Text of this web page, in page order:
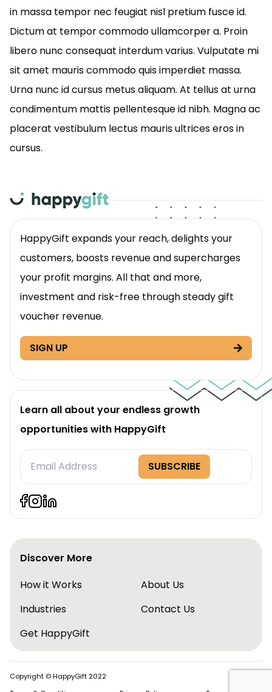
in massa tempor nec feugiat nisl pretium fusce id.
Dictum at tempor commodo ullamcorper a. Proin
libero nunc consequat interdum varius. Vulputate mi
sit amet mauris commodo quis imperdiet massa.
Urna nunc id cursus metus aliquam. At tellus at urna
condimentum mattis pellentesque id nibh. Magna ac
placerat vestibulum lectus mauris ultrices eros in
cursus.
HappyGift expands your reach, delights your
customers, boosts revenue and supercharges
your profit margins. All that and more,
investment and risk-free through steady gift
voucher revenue.
SIGN UP
Learn all about your endless growth
opportunities with HappyGift
Subscription
SUBSCRIBE
Discover More
How it Works
About Us
Industries
Contact Us
Get HappyGift
Copyright © HappyGift 2022